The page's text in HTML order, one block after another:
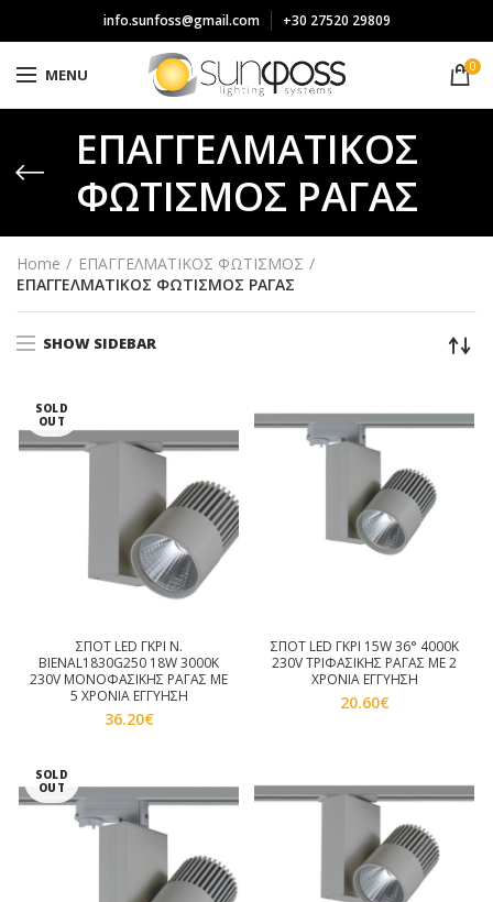
info.sunfoss@gmail.com +30 27520 29809
MENU 0
ΕΠΑΓΓΕΛΜΑΤΙΚΟΣ
ΦΩΤΙΣΜΟΣ ΡΑΓΑΣ
Home
ΕΠΑΓΓΕΛΜΑΤΙΚΟΣ ΦΩΤΙΣΜΟΣ
ΕΠΑΓΓΕΛΜΑΤΙΚΟΣ ΦΩΤΙΣΜΟΣ ΡΑΓΑΣ
SHOW SIDEBAR
SOLD
OUT
ΣΠΟΤ LED ΓΚΡΙ Ν.
BIENAL1830G250 18W 3000K
230V ΜΟΝΟΦΑΣΙΚΗΣ ΡΑΓΑΣ ΜΕ
5 ΧΡΟΝΙΑ ΕΓΓΥΗΣΗ
36.20€
ΣΠΟΤ LED ΓΚΡΙ 15W 36° 4000K
230V ΤΡΙΦΑΣΙΚΗΣ ΡΑΓΑΣ ΜΕ 2
ΧΡΟΝΙΑ ΕΓΓΥΗΣΗ
20.60€
SOLD
OUT